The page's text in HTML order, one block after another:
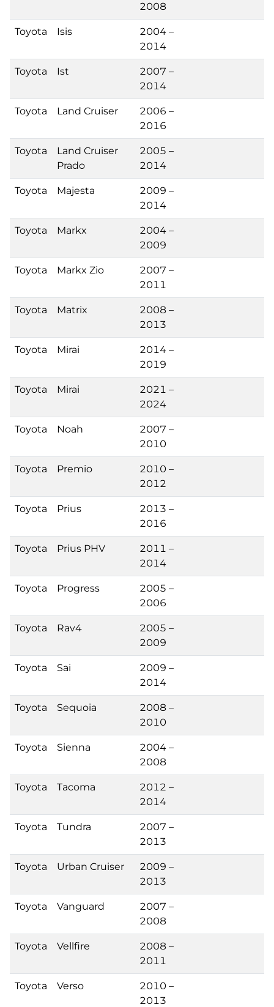
2008
Toyota Isis
2004 –
2014
Toyota Ist
2007 –
2014
Toyota Land Cruiser
2006 –
2016
Toyota
Land Cruiser
Prado
2005 –
2014
Toyota Majesta
2009 –
2014
Toyota Markx
2004 –
2009
Toyota Markx Zio
2007 –
2011
Toyota Matrix
2008 –
2013
Toyota Mirai
2014 –
2019
Toyota Mirai
2021 –
2024
Toyota Noah
2007 –
2010
Toyota Premio
2010 –
2012
Toyota Prius
2013 –
2016
Toyota Prius PHV
2011 –
2014
Toyota Progress
2005 –
2006
Toyota Rav4
2005 –
2009
Toyota Sai
2009 –
2014
Toyota Sequoia
2008 –
2010
Toyota Sienna
2004 –
2008
Toyota Tacoma
2012 –
2014
Toyota Tundra
2007 –
2013
Toyota Urban Cruiser
2009 –
2013
Toyota Vanguard
2007 –
2008
Toyota Vellfire
2008 –
2011
Toyota Verso
2010 –
2013